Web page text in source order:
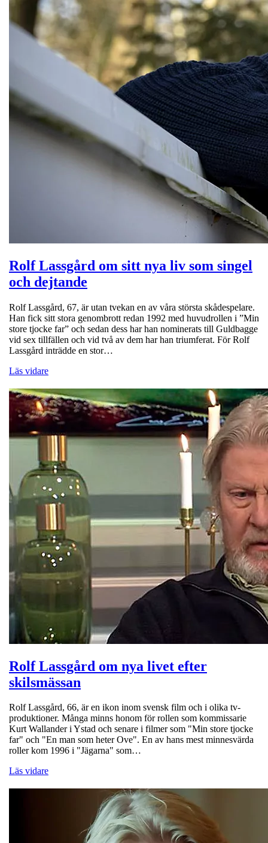
Rolf Lassgård om sitt nya liv som singel
och dejtande
Rolf Lassgård, 67, är utan tvekan en av våra största skådespelare.
Han fick sitt stora genombrott redan 1992 med huvudrollen i ”Min
store tjocke far” och sedan dess har han nominerats till Guldbagge
vid sex tillfällen och vid två av dem har han triumferat. För Rolf
Lassgård inträdde en stor…
Läs vidare
Rolf Lassgård om nya livet efter
skilsmässan
Rolf Lassgård, 66, är en ikon inom svensk film och i olika tv-
produktioner. Många minns honom för rollen som kommissarie
Kurt Wallander i Ystad och senare i filmer som "Min store tjocke
far" och "En man som heter Ove". En av hans mest minnesvärda
roller kom 1996 i "Jägarna" som…
Läs vidare